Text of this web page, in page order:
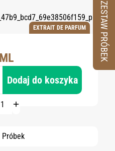
EXTRAIT DE PARFUM
Dodaj do koszyka
Próbek
ZESTAW PRÓBEK